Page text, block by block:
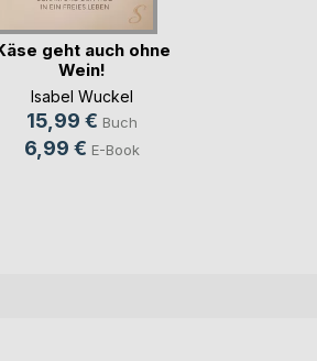
geht auch ohne
Wein!
Isabel Wuckel
15,99 € Buch
6,99 € E-Book